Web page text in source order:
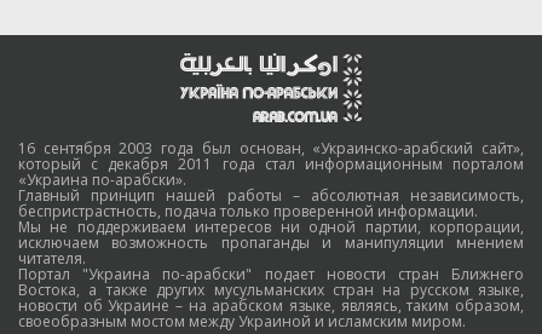
16 сентября 2003 года был основан, «Украинско-арабский сайт»,
который с декабря 2011 года стал информационным порталом
«Украина по-арабски».
Главный принцип нашей работы – абсолютная независимость,
беспристрастность, подача только проверенной информации.
Мы не поддерживаем интересов ни одной партии, корпорации,
исключаем возможность пропаганды и манипуляции мнением
читателя.
Портал "Украина по-арабски" подает новости стран Ближнего
Востока, а также других мусульманских стран на русском языке,
новости об Украине – на арабском языке, являясь, таким образом,
своеобразным мостом между Украиной и исламским миром.